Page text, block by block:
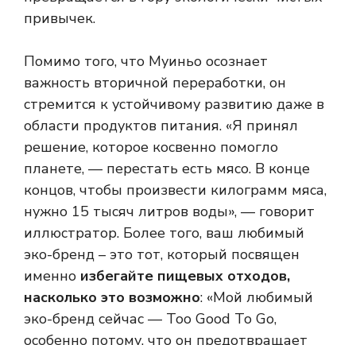
привычек.
Помимо того, что Муиньо осознает
важность вторичной переработки, он
стремится к устойчивому развитию даже в
области продуктов питания. «Я принял
решение, которое косвенно помогло
планете, — перестать есть мясо. В конце
концов, чтобы произвести килограмм мяса,
нужно 15 тысяч литров воды», — говорит
иллюстратор. Более того, ваш любимый
эко-бренд – это тот, который посвящен
именно избегайте пищевых отходов,
насколько это возможно: «Мой любимый
эко-бренд сейчас — Too Good To Go,
особенно потому, что он предотвращает